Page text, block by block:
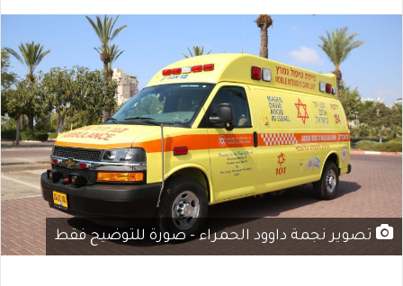
تصوير نجمة داوود الحمراء - صورة للتوضيح فقط